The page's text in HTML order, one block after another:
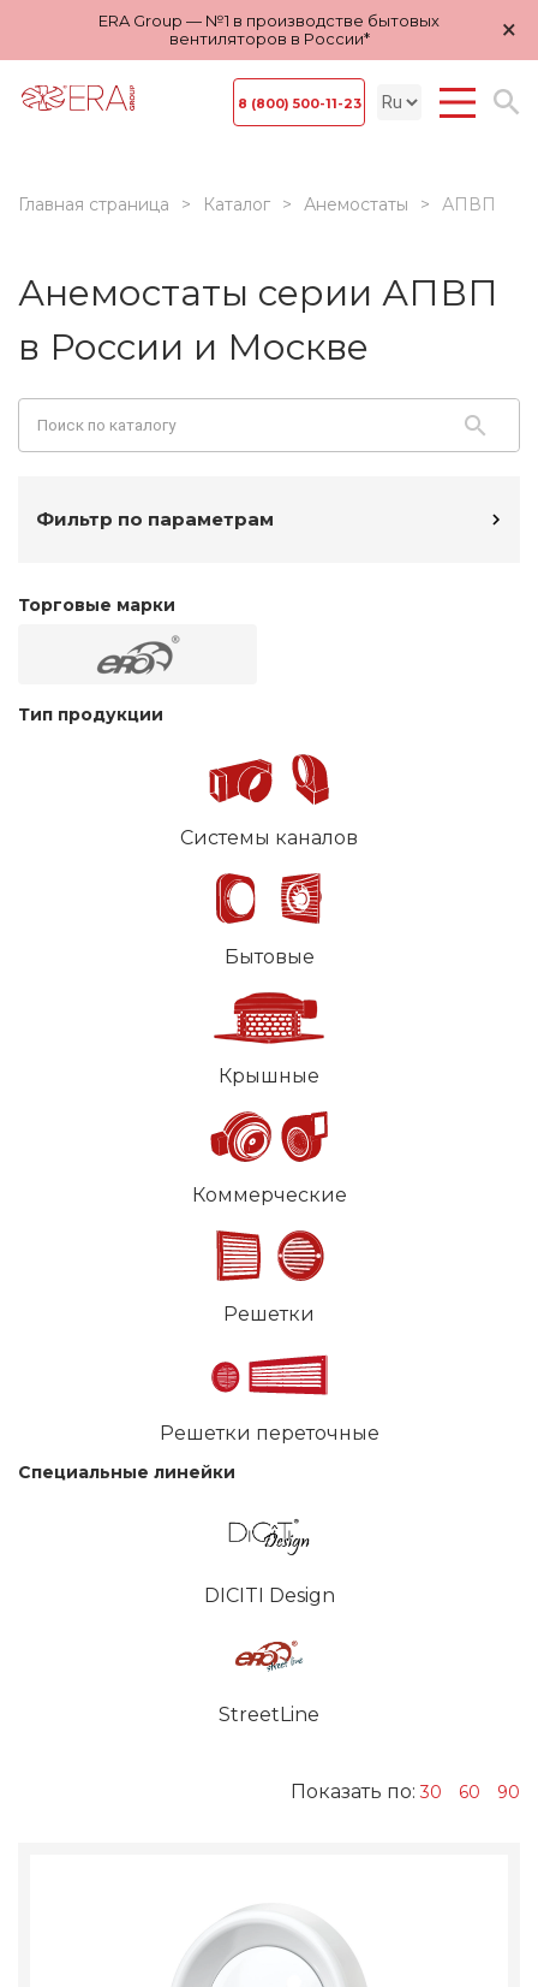
ERA Group — №1 в производстве бытовых
вентиляторов в России*
×
8 (800) 500-11-23
Главная страница Каталог Анемостаты АПВП
Анемостаты серии АПВП
в России и Москве
Фильтр по параметрам
Торговые марки
Тип продукции
Системы каналов
Бытовые
Крышные
Коммерческие
Решетки
Решетки переточные
Специальные линейки
DICITI Design
StreetLine
Показать по:30 60 90